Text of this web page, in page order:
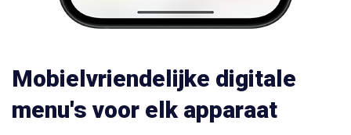
Mobielvriendelijke digitale
menu's voor elk apparaat